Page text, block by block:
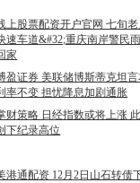
上股票配资开户官网 七旬
速车道&#32;重庆南岸警民
家
盈证券 美联储博斯蒂克坦
率不变 担忧降息加剧通胀
财策略 日经指数或将上涨
下纪录高位
港通配资 12月2日山石转债